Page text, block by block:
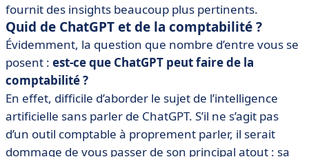
fournit des insights beaucoup plus pertinents.
Quid de ChatGPT et de la comptabilité ?
Évidemment, la question que nombre d’entre vous se
posent : est-ce que ChatGPT peut faire de la
comptabilité ?
En effet, difficile d’aborder le sujet de l’intelligence
artificielle sans parler de ChatGPT. S’il ne s’agit pas
d’un outil comptable à proprement parler, il serait
dommage de vous passer de son principal atout : sa